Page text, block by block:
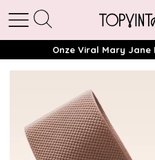
Onze Viral Mary Jane